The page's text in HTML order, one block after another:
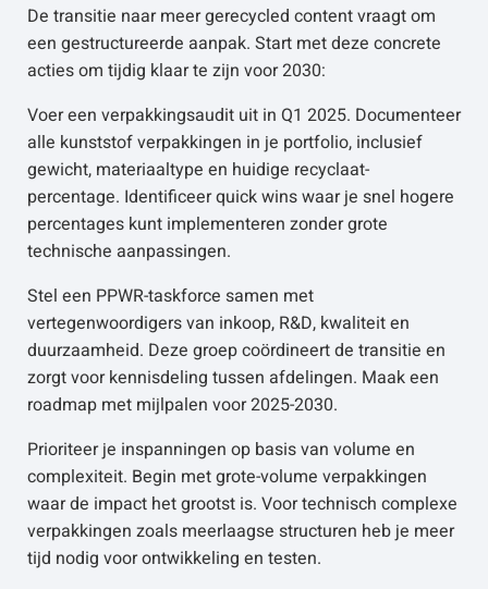
De transitie naar meer gerecycled content vraagt om
een gestructureerde aanpak. Start met deze concrete
acties om tijdig klaar te zijn voor 2030:
Voer een verpakkingsaudit uit in Q1 2025. Documenteer
alle kunststof verpakkingen in je portfolio, inclusief
gewicht, materiaaltype en huidige recyclaat-
percentage. Identificeer quick wins waar je snel hogere
percentages kunt implementeren zonder grote
technische aanpassingen.
Stel een PPWR-taskforce samen met
vertegenwoordigers van inkoop, R&D, kwaliteit en
duurzaamheid. Deze groep coördineert de transitie en
zorgt voor kennisdeling tussen afdelingen. Maak een
roadmap met mijlpalen voor 2025-2030.
Prioriteer je inspanningen op basis van volume en
complexiteit. Begin met grote-volume verpakkingen
waar de impact het grootst is. Voor technisch complexe
verpakkingen zoals meerlaagse structuren heb je meer
tijd nodig voor ontwikkeling en testen.